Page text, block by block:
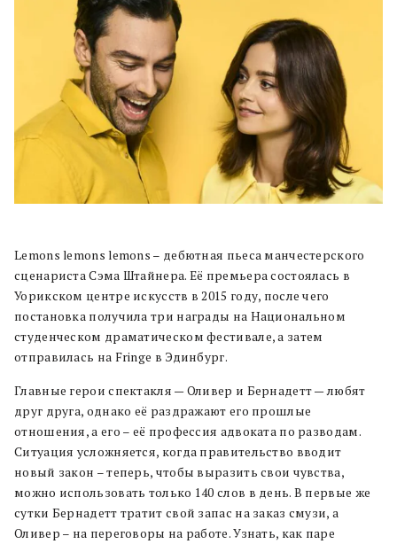
Lemons lemons lemons – дебютная пьеса манчестерского
сценариста Сэма Штайнера. Её премьера состоялась в
Уорикском центре искусств в 2015 году, после чего
постановка получила три награды на Национальном
студенческом драматическом фестивале, а затем
отправилась на Fringe в Эдинбург.
Главные герои спектакля — Оливер и Бернадетт — любят
друг друга, однако её раздражают его прошлые
отношения, а его – её профессия адвоката по разводам.
Ситуация усложняется, когда правительство вводит
новый закон – теперь, чтобы выразить свои чувства,
можно использовать только 140 слов в день. В первые же
сутки Бернадетт тратит свой запас на заказ смузи, а
Оливер – на переговоры на работе. Узнать, как паре